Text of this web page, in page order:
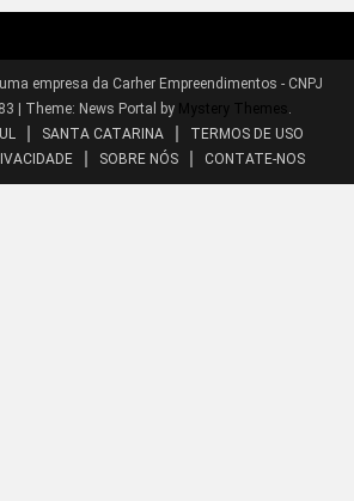
empresa da Carher Empreendimentos - CNPJ
| Theme: News Portal by Mystery Themes
SANTA CATARINA
TERMOS DE USO
SOBRE NÓS CONTATE-NOS